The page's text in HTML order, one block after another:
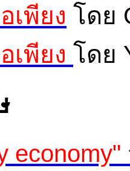
เพียง โดย
เพียง โดย
economy"